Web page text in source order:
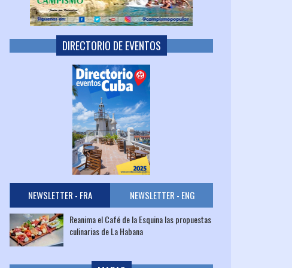
DIRECTORIO DE EVENTOS
NEWSLETTER - FRA NEWSLETTER - ENG
Reanima el Café de la Esquina las propuestas
culinarias de La Habana